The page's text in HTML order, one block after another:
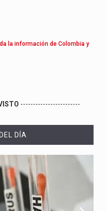
la información de Colombia y
------------------------
DÍA